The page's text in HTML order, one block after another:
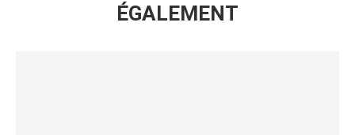
ÉGALEMENT